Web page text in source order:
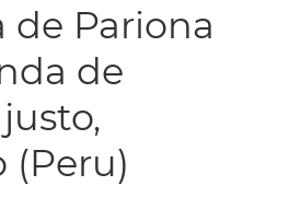
de Pariona
de
(Peru)